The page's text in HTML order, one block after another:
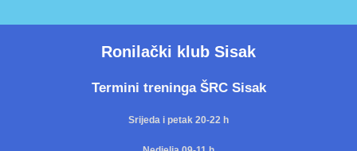
Ronilački klub Sisak
Termini treninga ŠRC Sisak
Srijeda i petak 20-22 h